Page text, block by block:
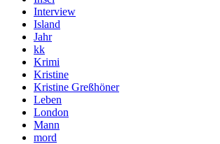
Interview
Island
Jahr
kk
Krimi
Kristine
Kristine Greßhöner
Leben
London
Mann
mord